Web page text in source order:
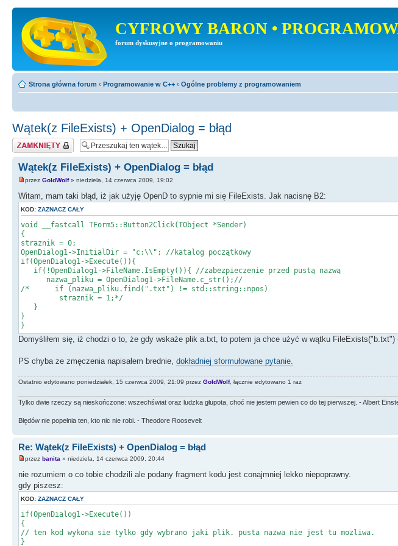
CYFROWY BARON •
forum dyskusyjne o programowaniu
Strona główna forum ‹ Programowanie w C++ ‹ Ogólne problemy z programowaniem
Wątek(z FileExists) + OpenDialog = błąd
Zablokowany
Wątek(z FileExists) + OpenDialog = błąd
przez GoldWolf» niedziela, 14 czerwca 2009, 19:02
Witam, mam taki błąd, iż jak użyję OpenD to sypnie mi się FileExists. Jak nacisnę B2:
KOD: ZAZNACZ CAŁY
void __fastcall TForm5::Button2Click(TObject *Sender)
{
straznik = 0;
OpenDialog1->InitialDir = "c:\\"; //katalog początkowy
if(OpenDialog1->Execute()){
if(!OpenDialog1->FileName.IsEmpty()){ //zabezpieczenie przed pustą nazwą
nazwa_pliku = OpenDialog1->FileName.c_str();//
/* if (nazwa_pliku.find(".txt") != std::string::npos)
straznik = 1;*/
}
}
}
Domyśliłem się, iż chodzi o to, że gdy wskaże plik a.txt, to potem ja chce użyć w wątku
PS chyba ze zmęczenia napisałem brednie, dokładniej sformułowane pytanie.
Ostatnio edytowano poniedziałek, 15 czerwca 2009, 21:09 przez GoldWolf, łącznie edytowano 1 raz
Tylko dwie rzeczy są nieskończone: wszechświat oraz ludzka głupota, choć nie jestem pewien co do tej pierwszej. - Albert
Błędów nie popełnia ten, kto nic nie robi. - Theodore Roosevelt
Re: Wątek(z FileExists) + OpenDialog = błąd
przez banita » niedziela, 14 czerwca 2009, 20:44
nie rozumiem o co tobie chodzili ale podany fragment kodu jest conajmniej lekko niepoprawny.
gdy piszesz:
KOD: ZAZNACZ CAŁY
if(OpenDialog1->Execute())
{
// ten kod wykona sie tylko gdy wybrano jaki plik. pusta nazwa nie jest tu mozliwa.
}